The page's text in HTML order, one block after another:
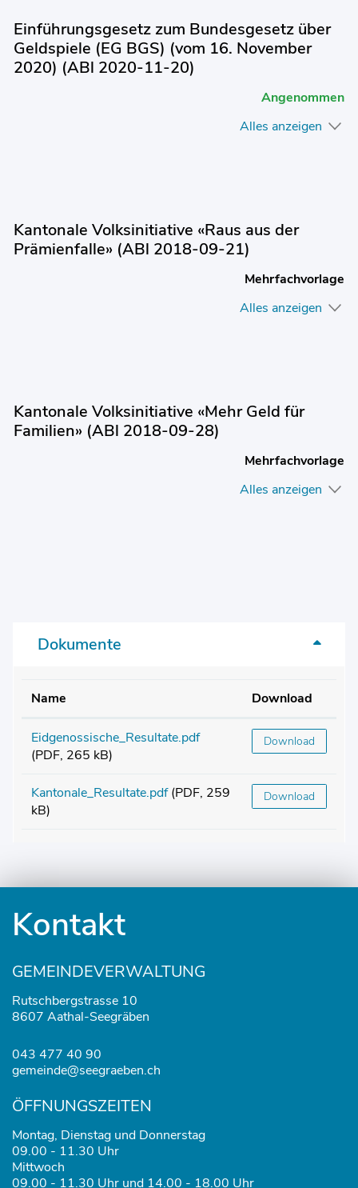
Einführungsgesetz zum Bundesgesetz über
Geldspiele (EG BGS) (vom 16. November
2020) (ABl 2020-11-20)
Angenommen
Alles anzeigen
Kantonale Volksinitiative «Raus aus der
Prämienfalle» (ABl 2018-09-21)
Mehrfachvorlage
Alles anzeigen
Kantonale Volksinitiative «Mehr Geld für
Familien» (ABl 2018-09-28)
Mehrfachvorlage
Alles anzeigen
Dokumente
Name Download
Eidgenossische_Resultate.pdf
(PDF, 265 kB)
Download
Kantonale_Resultate.pdf (PDF, 259
kB)
Download
Kontakt
GEMEINDEVERWALTUNG
Rutschbergstrasse 10
8607 Aathal-Seegräben
043 477 40 90
gemeinde@seegraeben.ch
ÖFFNUNGSZEITEN
Montag, Dienstag und Donnerstag
09.00 - 11.30 Uhr
Mittwoch
09.00 - 11.30 Uhr und 14.00 - 18.00 Uhr